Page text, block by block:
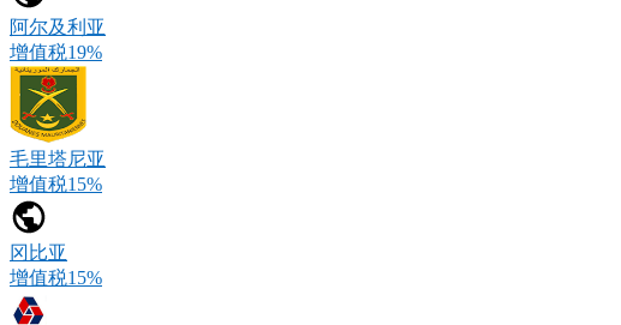
阿尔及利亚
增值税19%
毛里塔尼亚
增值税15%
冈比亚
增值税15%